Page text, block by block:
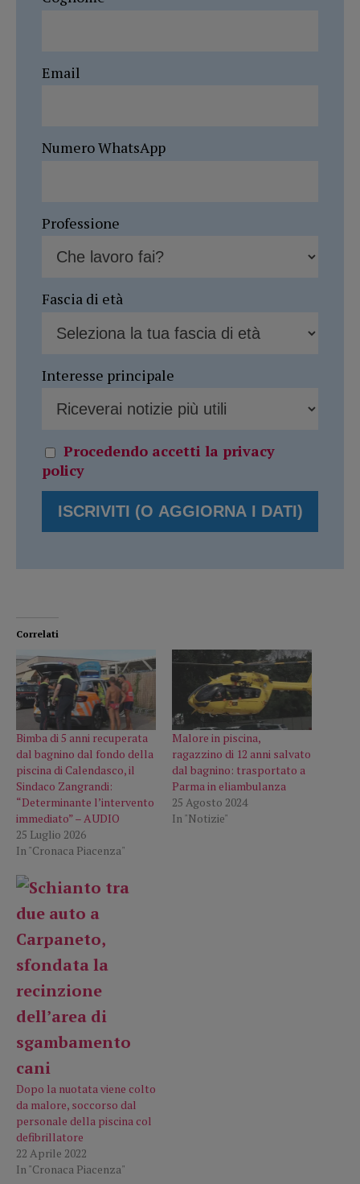
Email
Numero WhatsApp
Professione
Fascia di età
Interesse principale
Procedendo accetti la privacy
policy
Correlati
Bimba di 5 anni recuperata
dal bagnino dal fondo della
piscina di Calendasco, il
Sindaco Zangrandi:
“Determinante l’intervento
immediato” – AUDIO
25 Luglio 2026
In "Cronaca Piacenza"
Malore in piscina,
ragazzino di 12 anni salvato
dal bagnino: trasportato a
Parma in eliambulanza
25 Agosto 2024
In "Notizie"
Dopo la nuotata viene colto
da malore, soccorso dal
personale della piscina col
defibrillatore
22 Aprile 2022
In "Cronaca Piacenza"